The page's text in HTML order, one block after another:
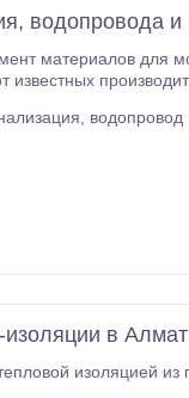
водопровода
сантехники, водопровода,
производителей: -
водопровод
в
изоляцией